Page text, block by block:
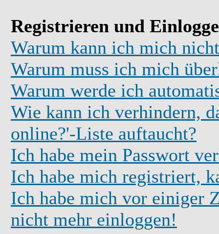
Registrieren und
Warum kann ich mich
Warum muss ich mich
Warum werde ich
Wie kann ich verhindern,
online?'-Liste auftaucht?
Ich habe mein Passwort
Ich habe mich registriert,
Ich habe mich vor einiger
nicht mehr einloggen!